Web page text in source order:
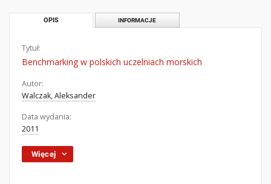
OPIS INFORMACJE
Tytuł:
Benchmarking w polskich uczelniach morskich
Autor:
Walczak, Aleksander
Data wydania:
2011
Więcej